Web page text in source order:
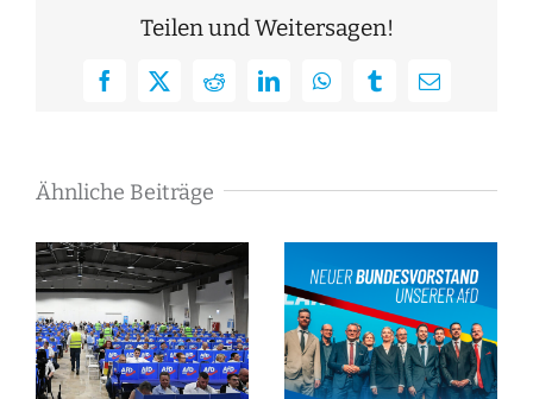
Teilen und Weitersagen!
Facebook
X RedditLinkedInWhatsAppTumblrE-
Ähnliche Beiträge